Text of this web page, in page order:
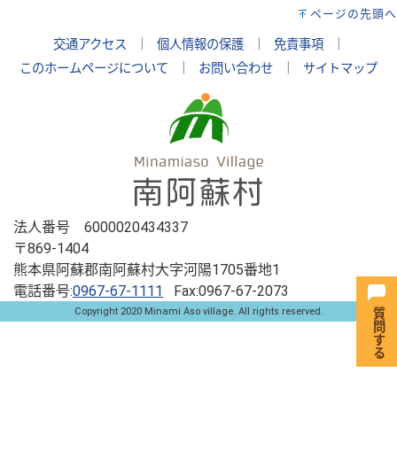
ページの先頭へ
交通アクセス 個人情報の保護 免責事項
このホームページについて
お問い合わせ サイトマップ
法人番号 6000020434337
〒869-1404
熊本県阿蘇郡南阿蘇村大字河陽1705番地1
電話番号:0967-67-1111 Fax:0967-67-2073
Copyright 2020 Minami Aso village. All rights reserved.